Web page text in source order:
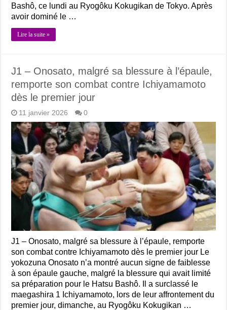
Bashô, ce lundi au Ryogôku Kokugikan de Tokyo. Après
avoir dominé le …
Lire la suite »
J1 – Onosato, malgré sa blessure à l’épaule,
remporte son combat contre Ichiyamamoto
dès le premier jour
11 janvier 2026 0
J1 – Onosato, malgré sa blessure à l’épaule, remporte
son combat contre Ichiyamamoto dès le premier jour Le
yokozuna Onosato n’a montré aucun signe de faiblesse
à son épaule gauche, malgré la blessure qui avait limité
sa préparation pour le Hatsu Bashô. Il a surclassé le
maegashira 1 Ichiyamamoto, lors de leur affrontement du
premier jour, dimanche, au Ryogôku Kokugikan …